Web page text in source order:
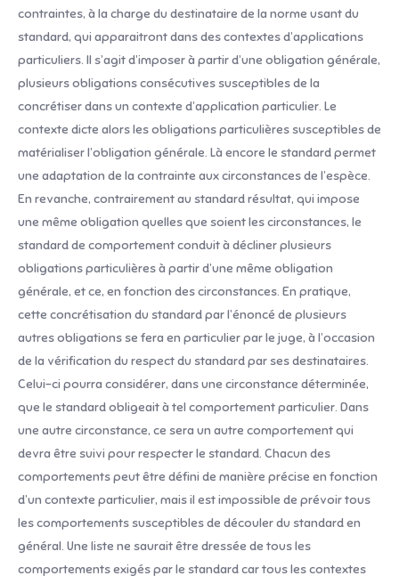
contraintes, à la charge du destinataire de la norme usant du
standard, qui apparaitront dans des contextes d’applications
particuliers. Il s’agit d’imposer à partir d’une obligation générale,
plusieurs obligations consécutives susceptibles de la
concrétiser dans un contexte d’application particulier. Le
contexte dicte alors les obligations particulières susceptibles de
matérialiser l’obligation générale. Là encore le standard permet
une adaptation de la contrainte aux circonstances de l’espèce.
En revanche, contrairement au standard résultat, qui impose
une même obligation quelles que soient les circonstances, le
standard de comportement conduit à décliner plusieurs
obligations particulières à partir d’une même obligation
générale, et ce, en fonction des circonstances. En pratique,
cette concrétisation du standard par l’énoncé de plusieurs
autres obligations se fera en particulier par le juge, à l’occasion
de la vérification du respect du standard par ses destinataires.
Celui-ci pourra considérer, dans une circonstance déterminée,
que le standard obligeait à tel comportement particulier. Dans
une autre circonstance, ce sera un autre comportement qui
devra être suivi pour respecter le standard. Chacun des
comportements peut être défini de manière précise en fonction
d’un contexte particulier, mais il est impossible de prévoir tous
les comportements susceptibles de découler du standard en
général. Une liste ne saurait être dressée de tous les
comportements exigés par le standard car tous les contextes